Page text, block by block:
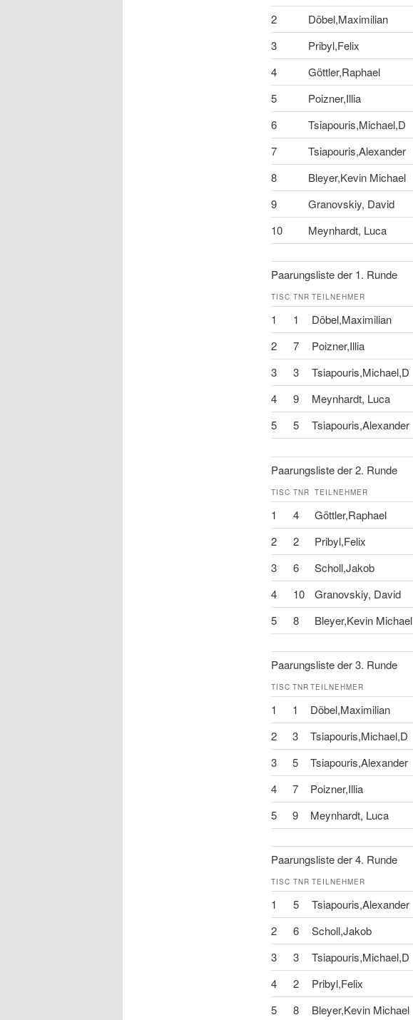
2
Döbel,Maximilian
3
Pribyl,Felix
4
Göttler,Raphael
5
Poizner,Illia
6
Tsiapouris,Michael,D
7
Tsiapouris,Alexander
8
Bleyer,Kevin Michael
9
Granovskiy, David
10
Meynhardt, Luca
Paarungsliste der 1. Runde
TISC TNR TEILNEHMER
1 1 Döbel,Maximilian
2
7 Poizner,Illia
3
3 Tsiapouris,Michael,D
4
9 Meynhardt, Luca
5
5 Tsiapouris,Alexander
Paarungsliste der 2. Runde
TISC TNR TEILNEHMER
1 4 Göttler,Raphael
2
2 Pribyl,Felix
3
6 Scholl,Jakob
4
10 Granovskiy, David
5
8 Bleyer,Kevin Michael
Paarungsliste der 3. Runde
TISC TNR TEILNEHMER
1 1 Döbel,Maximilian
2
3 Tsiapouris,Michael,D
3
5 Tsiapouris,Alexander
4
7 Poizner,Illia
5
9 Meynhardt, Luca
Paarungsliste der 4. Runde
TISC TNR TEILNEHMER
1 5 Tsiapouris,Alexander
2
6 Scholl,Jakob
3
3 Tsiapouris,Michael,D
4
2 Pribyl,Felix
5
8 Bleyer,Kevin Michael